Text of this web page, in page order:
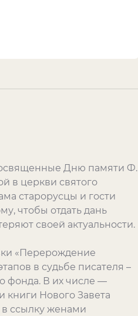
Дню памяти Ф.
в церкви святого
старорусцы и гости
, чтобы отдать дань
своей актуальности.
«Перерождение
в судьбе писателя –
фонда. В их числе —
книги Нового Завета
в ссылку женами